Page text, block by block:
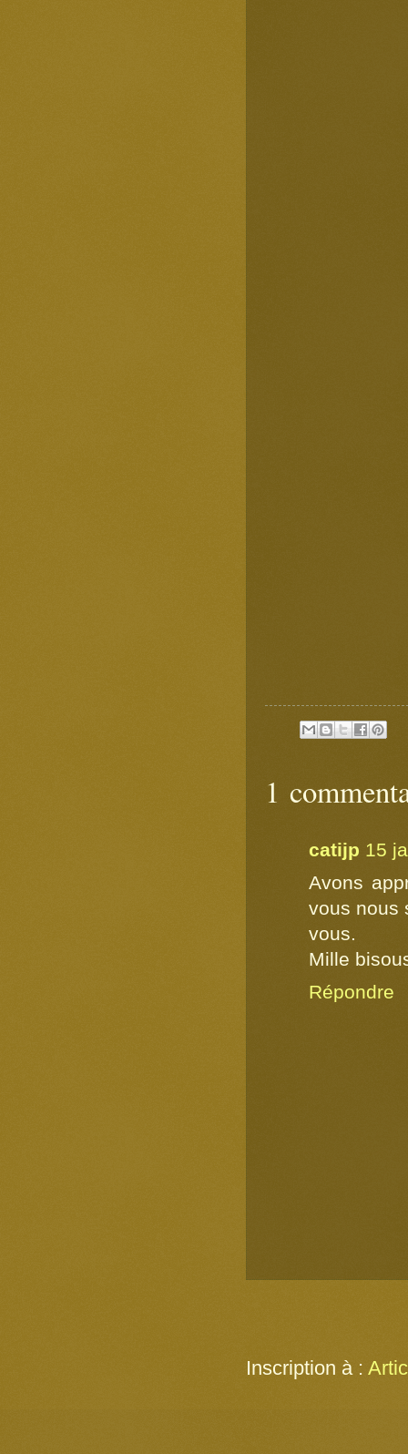
1
catijp 15
Avons
vous nous
vous.
Mille
Répondre
Inscription à :